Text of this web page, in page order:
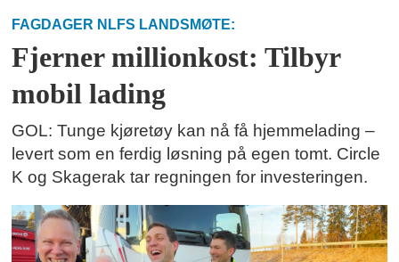
FAGDAGER NLFS LANDSMØTE:
Fjerner millionkost: Tilbyr
mobil lading
GOL: Tunge kjøretøy kan nå få hjemmelading –
levert som en ferdig løsning på egen tomt. Circle
K og Skagerak tar regningen for investeringen.